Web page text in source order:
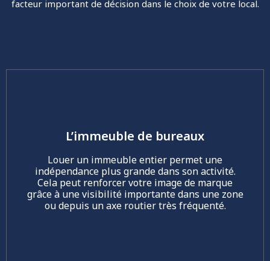
facteur important de décision dans le choix de votre local.
L’immeuble de bureaux
Louer un immeuble entier permet une
indépendance plus grande dans son activité.
Cela peut renforcer votre image de marque
grâce à une visibilité importante dans une zone
ou depuis un axe routier très fréquenté.